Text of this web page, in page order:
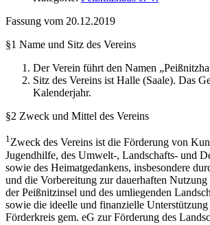
Fassung vom 20.12.2019
§1 Name und Sitz des Vereins
Der Verein führt den Namen
Sitz des Vereins ist Halle (Saale). Das
Kalenderjahr.
§2 Zweck und Mittel des Vereins
1Zweck des Vereins ist die Förderung von
Jugendhilfe, des Umwelt-, Landschafts- und
sowie des Heimatgedankens, insbesondere
und die Vorbereitung zur dauerhaften
der Peißnitzinsel und des umliegenden
sowie die ideelle und finanzielle Unterstützung
Förderkreis gem. eG zur Förderung des